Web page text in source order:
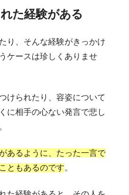
た経験がある
り、そんな経験がきっかけ
ケースは珍しくありませ
けられたり、容姿について
に相手の心ない発言で悲し
あるように、たった一言で
ともあるのです。